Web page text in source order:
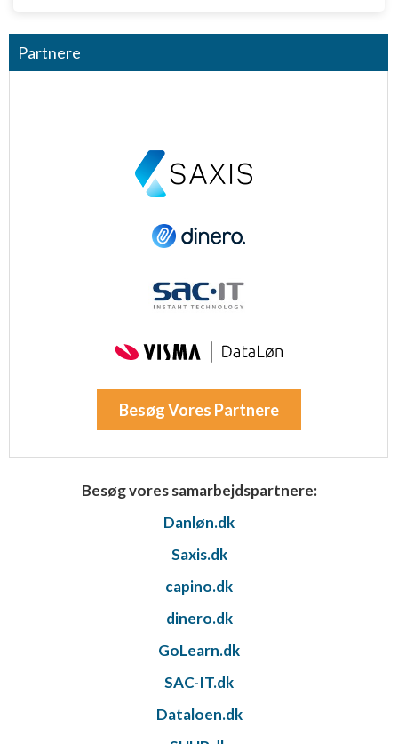
Partnere
Besøg Vores Partnere
Besøg vores samarbejdspartnere:
Danløn.dk
Saxis.dk
capino.dk
dinero.dk
GoLearn.dk
SAC-IT.dk
Dataloen.dk